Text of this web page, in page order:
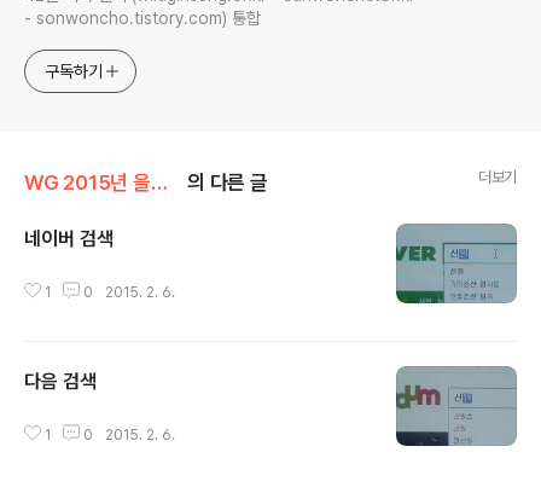
- sonwoncho.tistory.com) 통합
구독하기
WG 2015년 을미년 기록 의 다른 글 더보기
네이버 검색
1 0 2015. 2. 6.
다음 검색
1 0 2015. 2. 6.